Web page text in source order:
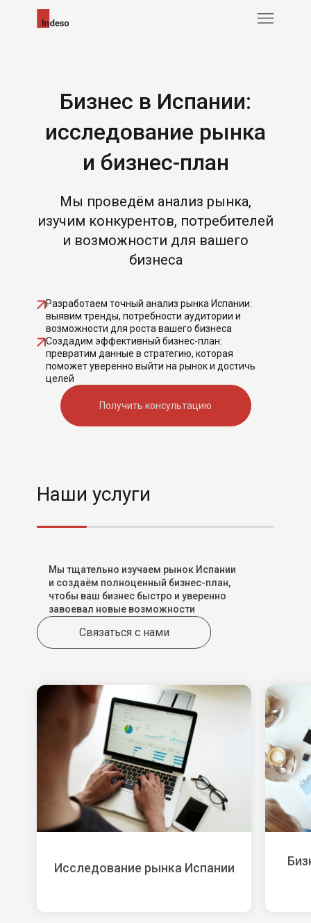
Бизнес в Испании:
исследование рынка
и бизнес-план
Мы проведём анализ рынка,
изучим конкурентов, потребителей
и возможности для вашего
бизнеса
Получить консультацию
Разработаем точный анализ рынка Испании:
выявим тренды, потребности аудитории и
возможности для роста вашего бизнеса
Создадим эффективный бизнес-план:
превратим данные в стратегию, которая
поможет уверенно выйти на рынок и достичь
целей
Наши услуги
Мы тщательно изучаем рынок Испании
и создаём полноценный бизнес-план,
чтобы ваш бизнес быстро и уверенно
завоевал новые возможности
Связаться с нами
Исследование рынка Испании